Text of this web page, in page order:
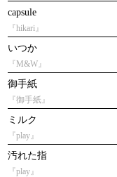
capsule
『hikari』
いつか
『M&W』
御手紙
『御手紙』
ミルク
『play』
汚れた指
『play』